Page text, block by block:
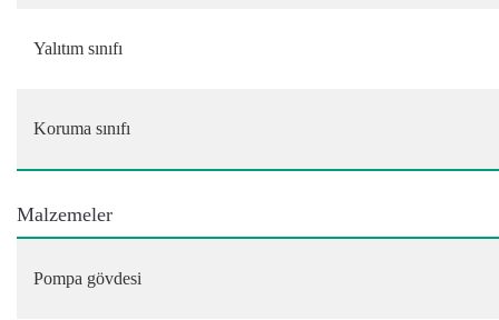
Yalıtım sınıfı
Koruma sınıfı
Malzemeler
Pompa gövdesi